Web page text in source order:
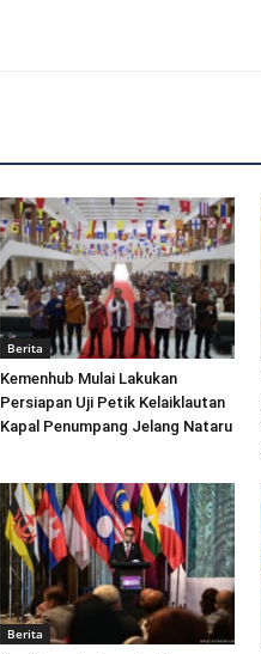
Berita
Kemenhub Mulai Lakukan
Persiapan Uji Petik Kelaiklautan
Kapal Penumpang Jelang Nataru
Berita